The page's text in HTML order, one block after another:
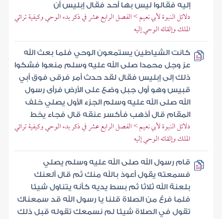
إليه فقالوا ليس بها أحد فقال إبليس أن
دلائل النبوة لأبي نعيم > الفصل الرابع عشر في ذكر بدء الوحي وكيفية ترائي
الملك وإلقائه الوحي إليه
كانت الشياطين يستمعون الوحي فلما بعث الله
عز وجل محمدا صلى الله عليه وسلم منعوا فشكوا
ذلك إلى إبليس فقال لقد حدث أمر فرقى فوق أبي
قبيس وهو أول جبل وضع على الأرض فرأى رسول
الله صلى الله عليه وسلم الجزء الأول يصلي خلف
المقام قال أذهب فأكسر عنقه قال فجاء يخط
دلائل النبوة لأبي نعيم > الفصل الرابع عشر في ذكر بدء الوحي وكيفية ترائي
الملك وإلقائه الوحي إليه
قام رسول الله صلى الله عليه وسلم يصلي
فسمعته يقول أعوذ بالله منك ثم قال ألعنك
بلعنة الله ثلاثا ثم بسط يديه كأنه يتناول شيئا
فلما فرغ من الصلاة قلنا يا رسول الله قد سمعناك
تقول في الصلاة شيئا لم نسمعك تقوله قبل ذلك